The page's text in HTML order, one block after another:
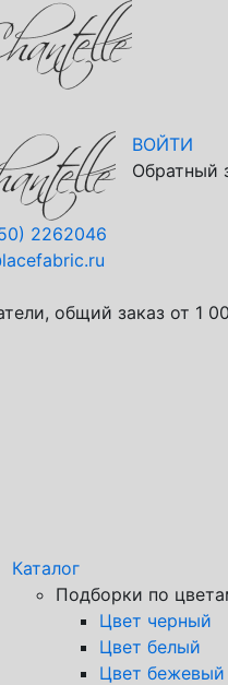
2262046
ВОЙТИ
Обратный
общий заказ от 1
Каталог
Подборки по
Цвет черный
Цвет белый
Цвет бежевый